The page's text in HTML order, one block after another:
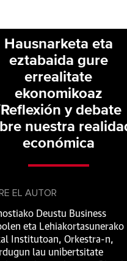
Hausnarketa eta
eztabaida gure
errealitate
ekonomikoaz
y debate
nuestra
económica
EL AUTOR
Deustu Business
eta Lehiakortasunerako
Institutoan, Orkestra-n,
lau unibertsitate